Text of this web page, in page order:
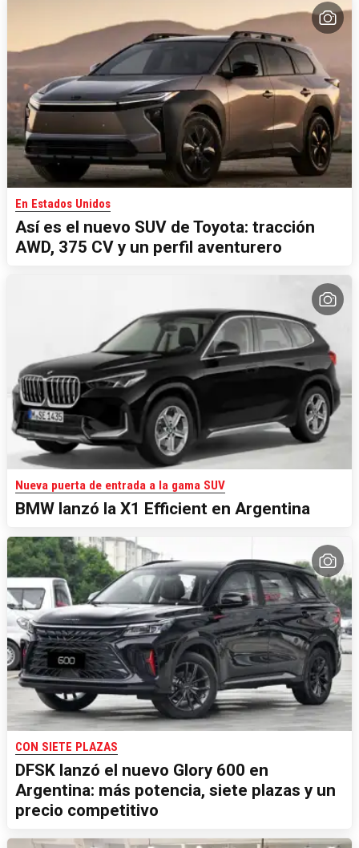
En Estados Unidos
Así es el nuevo SUV de Toyota: tracción
AWD, 375 CV y un perfil aventurero
Nueva puerta de entrada a la gama SUV
BMW lanzó la X1 Efficient en Argentina
CON SIETE PLAZAS
DFSK lanzó el nuevo Glory 600 en
Argentina: más potencia, siete plazas y un
precio competitivo